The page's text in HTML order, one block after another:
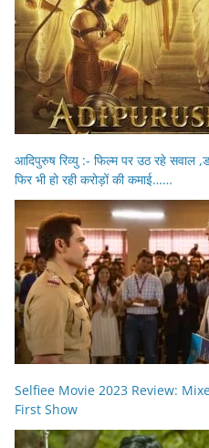
आदिपुरुष रिव्यु :- फिल्म पर उठ रहे
फिर भी हो रही करोड़ों की कमाई……
Selfiee Movie 2023 Review:
First Show